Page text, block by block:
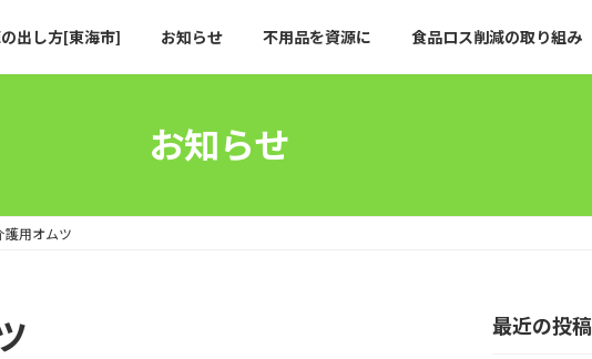
出し方[東海市] お知らせ 不用品を資源に 食品ロス削減の取り組み
お知らせ
護用オムツ
最近の投稿